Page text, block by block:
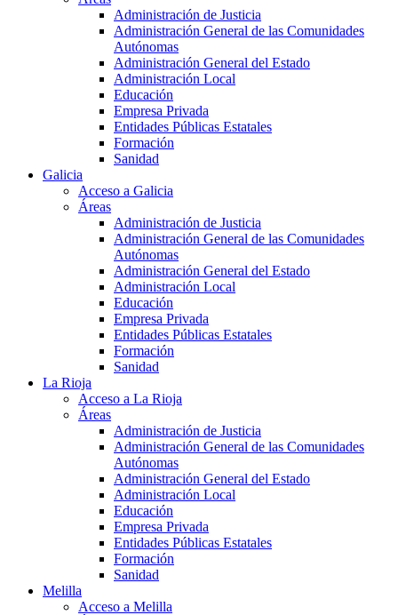
Administración de Justicia
Administración General de las Comunidades
Autónomas
Administración General del Estado
Administración Local
Educación
Empresa Privada
Entidades Públicas Estatales
Formación
Sanidad
Galicia
Acceso a Galicia
Áreas
Administración de Justicia
Administración General de las Comunidades
Autónomas
Administración General del Estado
Administración Local
Educación
Empresa Privada
Entidades Públicas Estatales
Formación
Sanidad
La Rioja
Acceso a La Rioja
Áreas
Administración de Justicia
Administración General de las Comunidades
Autónomas
Administración General del Estado
Administración Local
Educación
Empresa Privada
Entidades Públicas Estatales
Formación
Sanidad
Melilla
Acceso a Melilla